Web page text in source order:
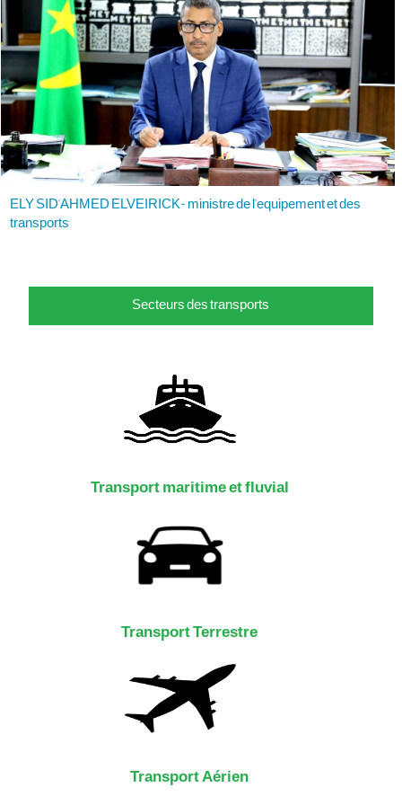
ELY SID'AHMED ELVEIRICK- ministre de l'equipement et des
transports
accompagné d’une délégation comprenant son
conseiller technique chargé du transport aérien, M.
Mohamed Ahdhana, et le directeur général de l’Agence
nationale de l’aviation civile, M. N’gaïdé Abdallahi
Abbas.
Secteurs des transports
Transport maritime et fluvial
Transport Terrestre
Transport Aérien